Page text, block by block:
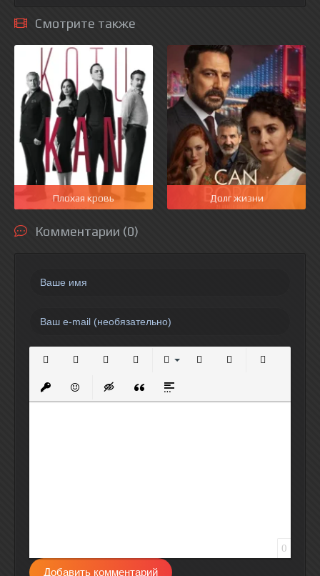
Смотрите также
Плохая кровь Долг жизни
Комментарии (0)
Вставить защищенную ссылку
Вставить смайлик
Вставка скрытого текста
Вставка цитаты
Вставка спойлера
0
Добавить комментарий